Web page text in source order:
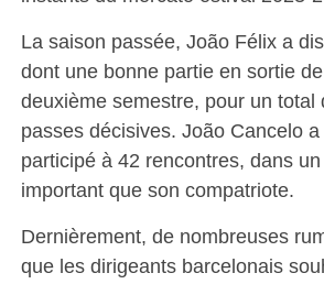
La saison passée, João Félix a
dont une bonne partie en sortie
deuxième semestre, pour un total
passes décisives. João Cancelo
participé à 42 rencontres, dans
important que son compatriote.
Dernièrement, de nombreuses
que les dirigeants barcelonais